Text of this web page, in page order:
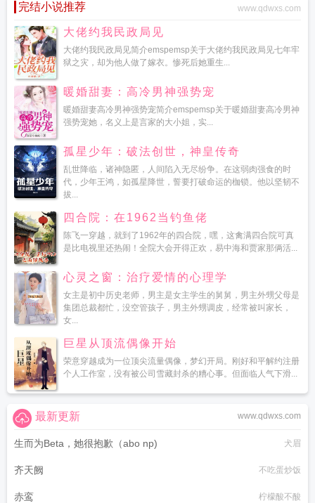
完结小说推荐 www.qdwxs.com
大佬约我民政局见
大佬约我民政局见简介emspemsp关于大佬约我民政局见七年牢
狱之灾，却为他人做了嫁衣。惨死后她重生...
暖婚甜妻：高冷男神强势宠
暖婚甜妻高冷男神强势宠简介emspemsp关于暖婚甜妻高冷男神
强势宠她，名义上是言家的大小姐，实...
孤星少年：破法创世，神皇传奇
乱世降临，诸神隐匿，人间陷入无尽纷争。在这弱肉强食的时
代，少年王鸿，如孤星降世，誓要打破命运的枷锁。他以坚韧不
拔...
四合院：在1962当钓鱼佬
陈飞一穿越，就到了1962年的四合院，嘿，这禽满四合院可真
是比电视里还热闹！全院大会开得正欢，易中海和贾家那俩活...
心灵之窗：治疗爱情的心理学
女主是初中历史老师，男主是女主学生的舅舅，男主外甥父母是
集团总裁都忙，没空管孩子，男主外甥调皮，经常被叫家长，
女...
巨星从顶流偶像开始
荣意穿越成为一位顶尖流量偶像，梦幻开局。刚好和平解约注册
个人工作室，没有被公司雪藏封杀的糟心事。但面临人气下滑...
www.qdwxs.com
最新更新
生而为Beta，她很抱歉（abo np) 犬眉
齐天阙 不吃蛋炒饭
赤鸾 柠檬酸不酸